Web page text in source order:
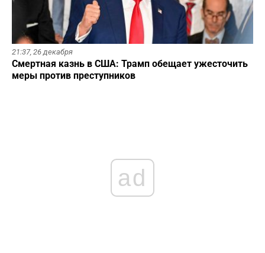
21:37, 26 декабря
Смертная казнь в США: Трамп обещает ужесточить
меры против преступников
ad